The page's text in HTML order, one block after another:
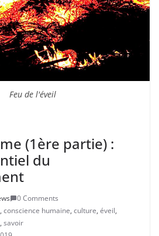
Feu de l'éveil
(1ère partie) :
du
0 Comments
, conscience humaine, culture, éveil,
, savoir